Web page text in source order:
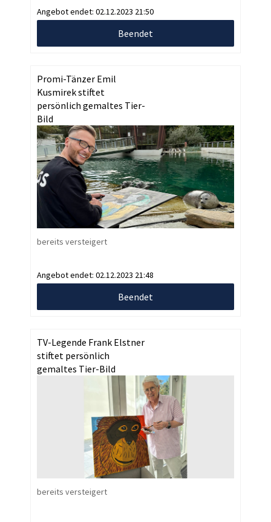
Angebot endet: 02.12.2023 21:50
Beendet
Promi-Tänzer Emil
Kusmirek stiftet
persönlich gemaltes Tier-
Bild
bereits versteigert
Angebot endet: 02.12.2023 21:48
Beendet
TV-Legende Frank Elstner
stiftet persönlich
gemaltes Tier-Bild
bereits versteigert